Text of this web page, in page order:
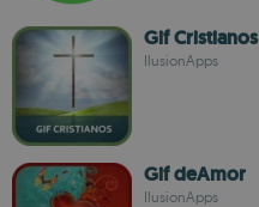
Gif Cristianos
IlusionApps
Gif deAmor
IlusionApps